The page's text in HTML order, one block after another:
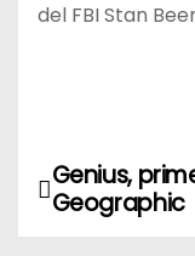
del FBI Stan
NGenius,
Geographic